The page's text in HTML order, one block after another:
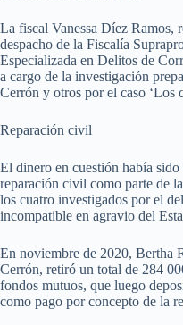
La fiscal Vanessa Díez Ramos,
despacho de la Fiscalía
Especializada en Delitos de
a cargo de la investigación
Cerrón y otros por el caso ‘Los
Reparación civil
El dinero en cuestión había
reparación civil como parte de
los cuatro investigados por el
incompatible en agravio del
En noviembre de 2020, Bertha
Cerrón, retiró un total de 284
fondos mutuos, que luego
como pago por concepto de la